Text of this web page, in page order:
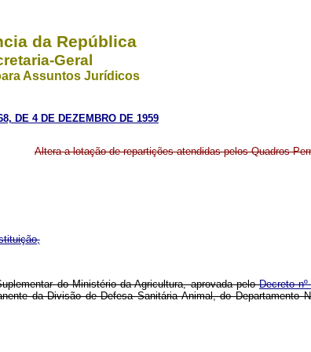
da República
Geral
Assuntos Jurídicos
DE 4 DE DEZEMBRO DE 1959
Altera a lotação de repartições atendidas pelos Quadros
do Ministério da Agricultura, aprovada peloDecreto
da Divisão de Defesa Sanitária Animal, do Departamento